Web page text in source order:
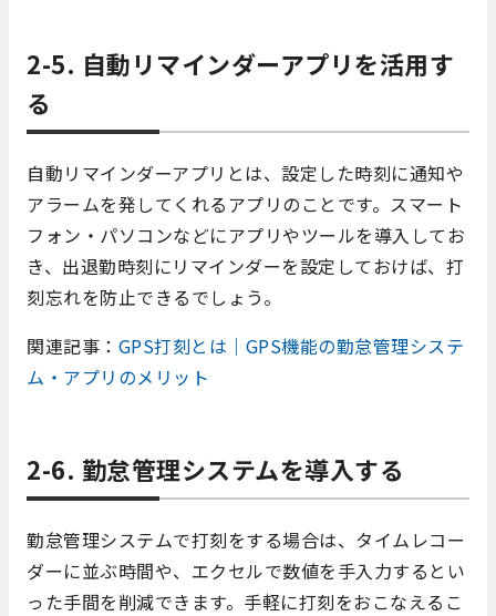
2-5. 自動リマインダーアプリを活用す
る
自動リマインダーアプリとは、設定した時刻に通知や
アラームを発してくれるアプリのことです。スマート
フォン・パソコンなどにアプリやツールを導入してお
き、出退勤時刻にリマインダーを設定しておけば、打
刻忘れを防止できるでしょう。
関連記事： GPS打刻とは｜GPS機能の勤怠管理システ
ム・アプリのメリット
2-6. 勤怠管理システムを導入する
勤怠管理システムで打刻をする場合は、タイムレコー
ダーに並ぶ時間や、エクセルで数値を手入力するとい
った手間を削減できます。手軽に打刻をおこなえるこ